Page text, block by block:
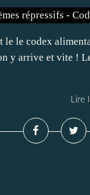
le codex
y arrive et vite !
Lire